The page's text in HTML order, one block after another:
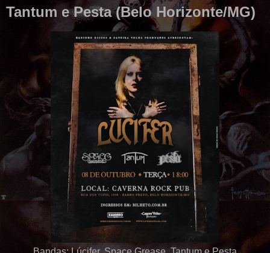
Tantum e Pesta (Belo Horizonte/MG)